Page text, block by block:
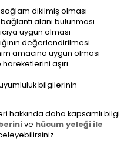
dikilmiş olması
alanı bulunması
uygun olması
değerlendirilmesi
amacına uygun olması
aşırı
bilgilerinin
hakkında daha kapsamlı bilgi
ve hücum yeleği ile